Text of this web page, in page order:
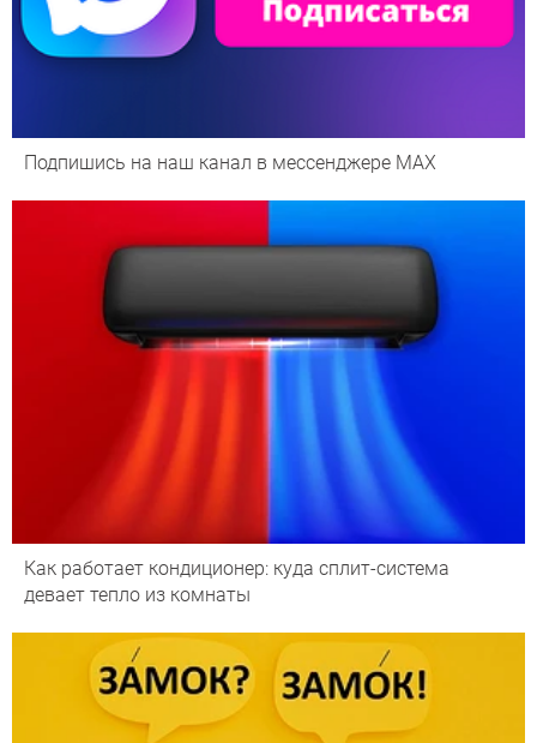
Подпишись на наш канал в мессенджере МАХ
Как работает кондиционер: куда сплит-система
девает тепло из комнаты